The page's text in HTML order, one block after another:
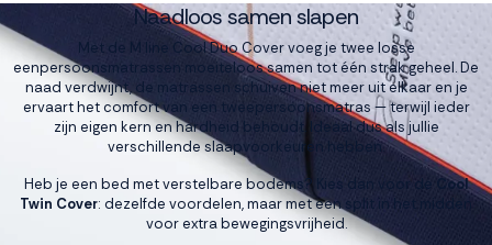
Naadloos samen slapen
Met de M line Cool Duo Cover voeg je twee losse
eenpersoonsmatrassen moeiteloos samen tot één strak geheel. De
naad verdwijnt, de matrassen schuiven niet meer uit elkaar en je
ervaart het comfort van een tweepersoonsmatras — terwijl ieder
zijn eigen kern en hardheid behoudt. Ideaal dus als jullie
verschillende slaapvoorkeuren hebben.
Heb je een bed met verstelbare bodems? Kies dan voor de
Cool
Twin Cover: dezelfde voordelen, maar met een split in het midden
voor extra bewegingsvrijheid.